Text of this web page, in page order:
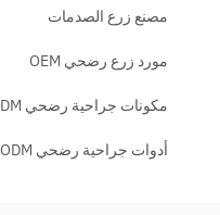
مصنع زرع الصدمات
مورد زرع رضحي OEM
مكونات جراحية رضحي ODM
أدوات جراحية رضحي ODM